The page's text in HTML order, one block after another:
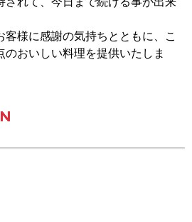
客様に感謝の気持ちとともに、こ
おいしい料理を提供いたしま